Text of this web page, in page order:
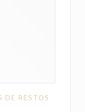
DE RESTOS